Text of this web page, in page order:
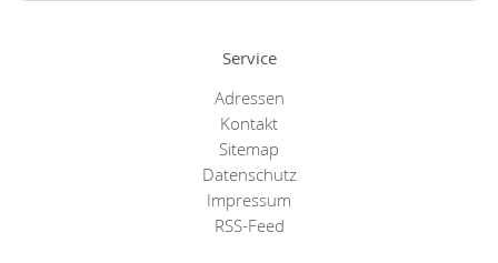
Service
Adressen
Kontakt
Sitemap
Datenschutz
Impressum
RSS-Feed